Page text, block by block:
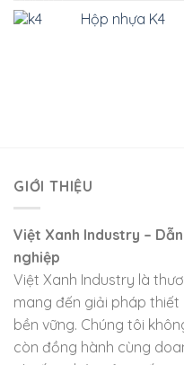
Hộp nhựa K4
GIỚI THIỆU
Việt Xanh Industry –
nghiệp
Việt Xanh Industry là
mang đến giải pháp
bền vững. Chúng tôi
còn đồng hành cùng